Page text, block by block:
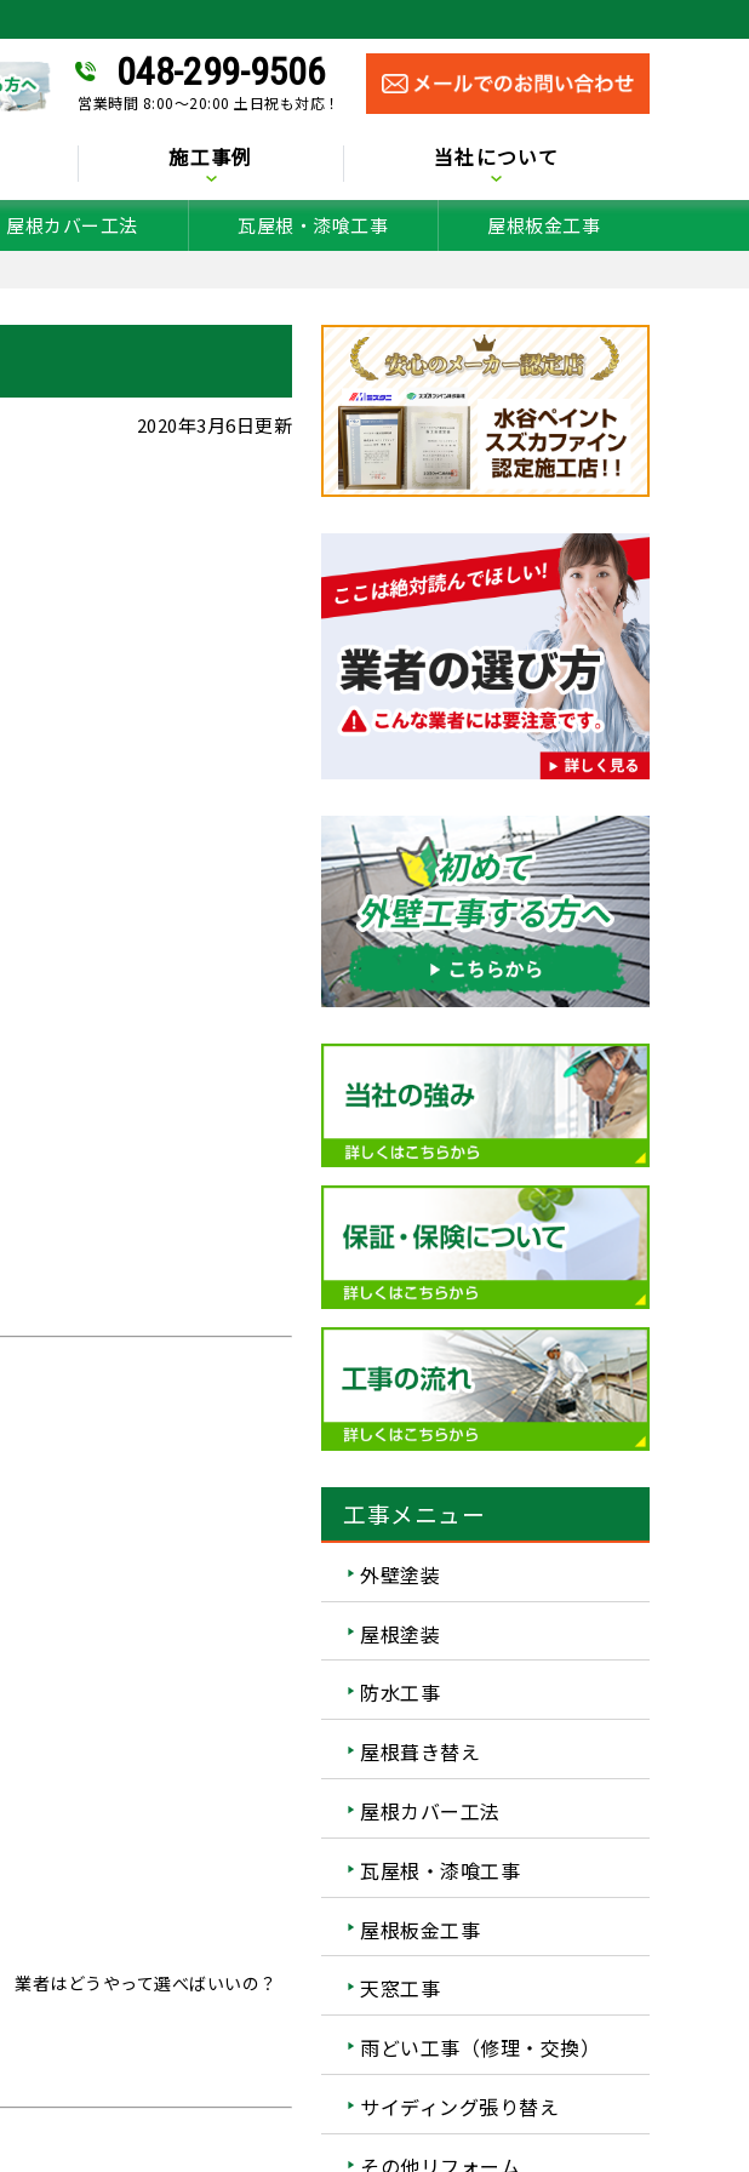
048-299-9506
営業時間 8:00～20:00 土日祝も対応！
施工事例 当社について
屋根カバー工法 瓦屋根・漆喰工事 屋根板金工事
2020年3月6日更新
者はどうやって選べばいいの？
工事メニュー
外壁塗装
屋根塗装
防水工事
屋根葺き替え
屋根カバー工法
瓦屋根・漆喰工事
屋根板金工事
天窓工事
雨どい工事（修理・交換）
サイディング張り替え
その他リフォーム